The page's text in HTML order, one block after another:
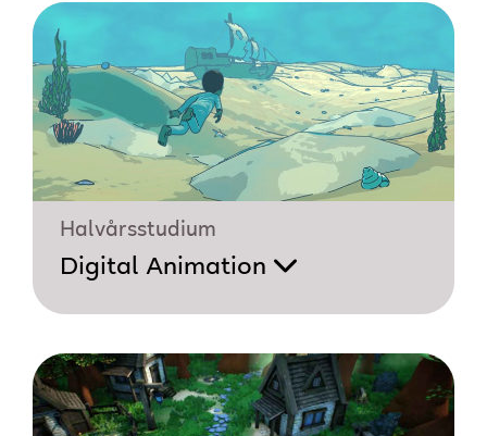
Halvårsstudium
Digital Animation